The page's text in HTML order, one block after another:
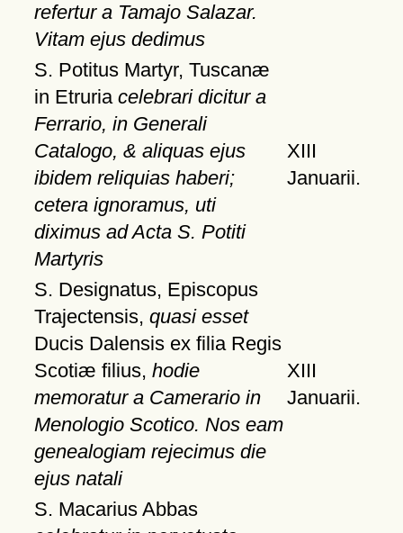
refertur a Tamajo Salazar.
Vitam ejus dedimus
S. Potitus Martyr, Tuscanæ
in Etruria celebrari dicitur a
Ferrario, in Generali
Catalogo, & aliquas ejus
ibidem reliquias haberi;
cetera ignoramus, uti
diximus ad Acta S. Potiti
Martyris
XIII
Januarii.
S. Designatus, Episcopus
Trajectensis, quasi esset
Ducis Dalensis ex filia Regis
Scotiæ filius, hodie
memoratur a Camerario in
Menologio Scotico. Nos eam
genealogiam rejecimus die
ejus natali
XIII
Januarii.
S. Macarius Abbas